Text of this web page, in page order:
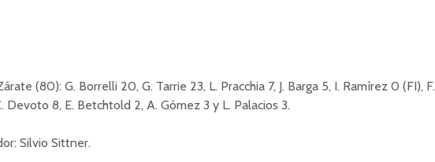
(80): G. Borrelli 20, G. Tarrie 23, L. Pracchia 7, J. Barga 5, I. Ramírez 0 (FI), F.
Devoto 8, E. Betchtold 2, A. Gómez 3 y L. Palacios 3.
Silvio Sittner.